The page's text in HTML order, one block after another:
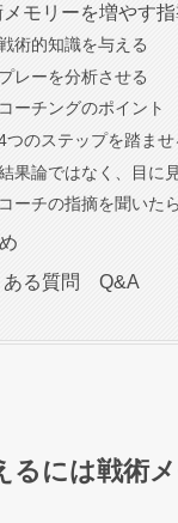
メモリーを増やす
術的知識を与える
レーを分析させる
ーチングのポイント
のステップを踏ませ
果論ではなく、目に
ーチの指摘を聞いた
ある質問 Q&A
るには戦術